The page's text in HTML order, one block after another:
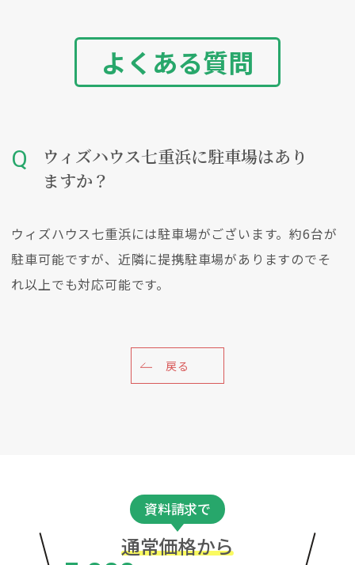
よくある質問
ウィズハウス七重浜に駐車場はあり
ますか？
ウィズハウス七重浜には駐車場がございます。約6台が
駐車可能ですが、近隣に提携駐車場がありますのでそ
れ以上でも対応可能です。
戻る
資料請求で
通常価格から